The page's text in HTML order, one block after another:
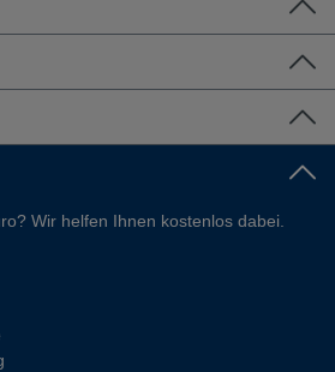
Wir helfen Ihnen kostenlos dabei.